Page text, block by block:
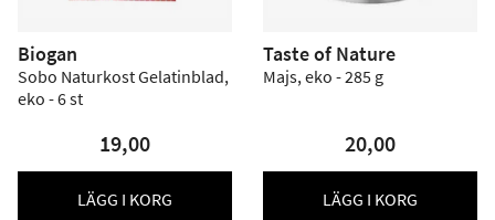
Biogan
Sobo Naturkost Gelatinblad,
eko - 6 st
19,00
LÄGG I KORG
Taste of Nature
Majs, eko - 285 g
20,00
LÄGG I KORG